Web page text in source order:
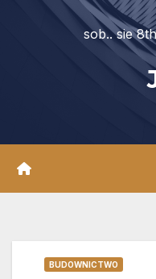
sob.. sie
BUDOWNICTWO